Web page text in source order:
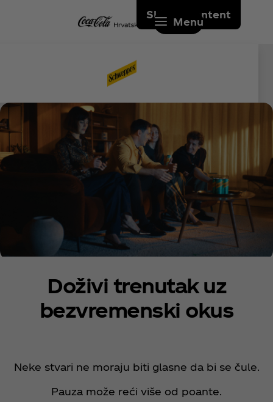
Skip to content
Menu
Doživi trenutak uz
bezvremenski okus
Neke stvari ne moraju biti glasne da bi se čule.
Pauza može reći više od poante.